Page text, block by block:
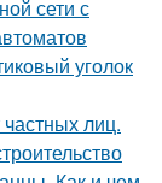
сети с
уголок
лиц.